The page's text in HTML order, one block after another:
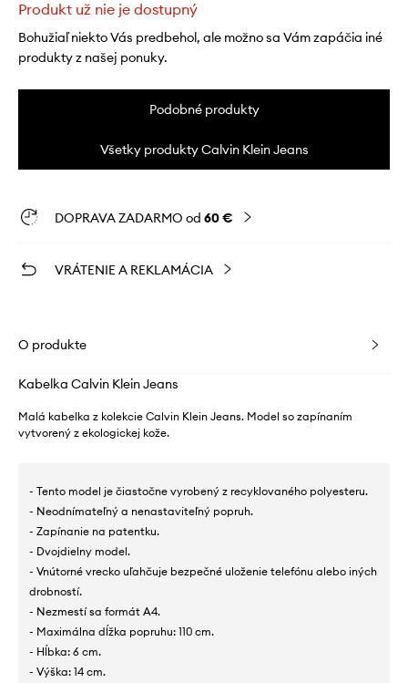
Produkt už nie je dostupný
Bohužiaľ niekto Vás predbehol, ale možno sa Vám zapáčia iné
produkty z našej ponuky.
Podobné produkty
Všetky produkty Calvin Klein Jeans
DOPRAVA ZADARMO od 60 €
VRÁTENIE A REKLAMÁCIA
O produkte
Kabelka Calvin Klein Jeans
Malá kabelka z kolekcie Calvin Klein Jeans. Model so zapínaním
vytvorený z ekologickej kože.
- Tento model je čiastočne vyrobený z recyklovaného polyesteru.
- Neodnímateľný a nenastaviteľný popruh.
- Zapínanie na patentku.
- Dvojdielny model.
- Vnútorné vrecko uľahčuje bezpečné uloženie telefónu alebo iných
drobností.
- Nezmestí sa formát A4.
- Maximálna dĺžka popruhu: 110 cm.
- Hĺbka: 6 cm.
- Výška: 14 cm.